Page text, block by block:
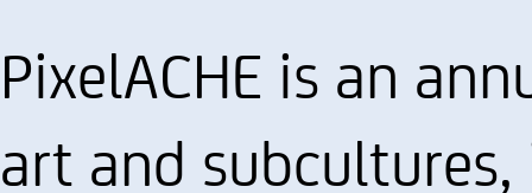
PixelACHE is an
art and